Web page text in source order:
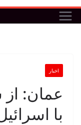
اخبار
عمان:
با